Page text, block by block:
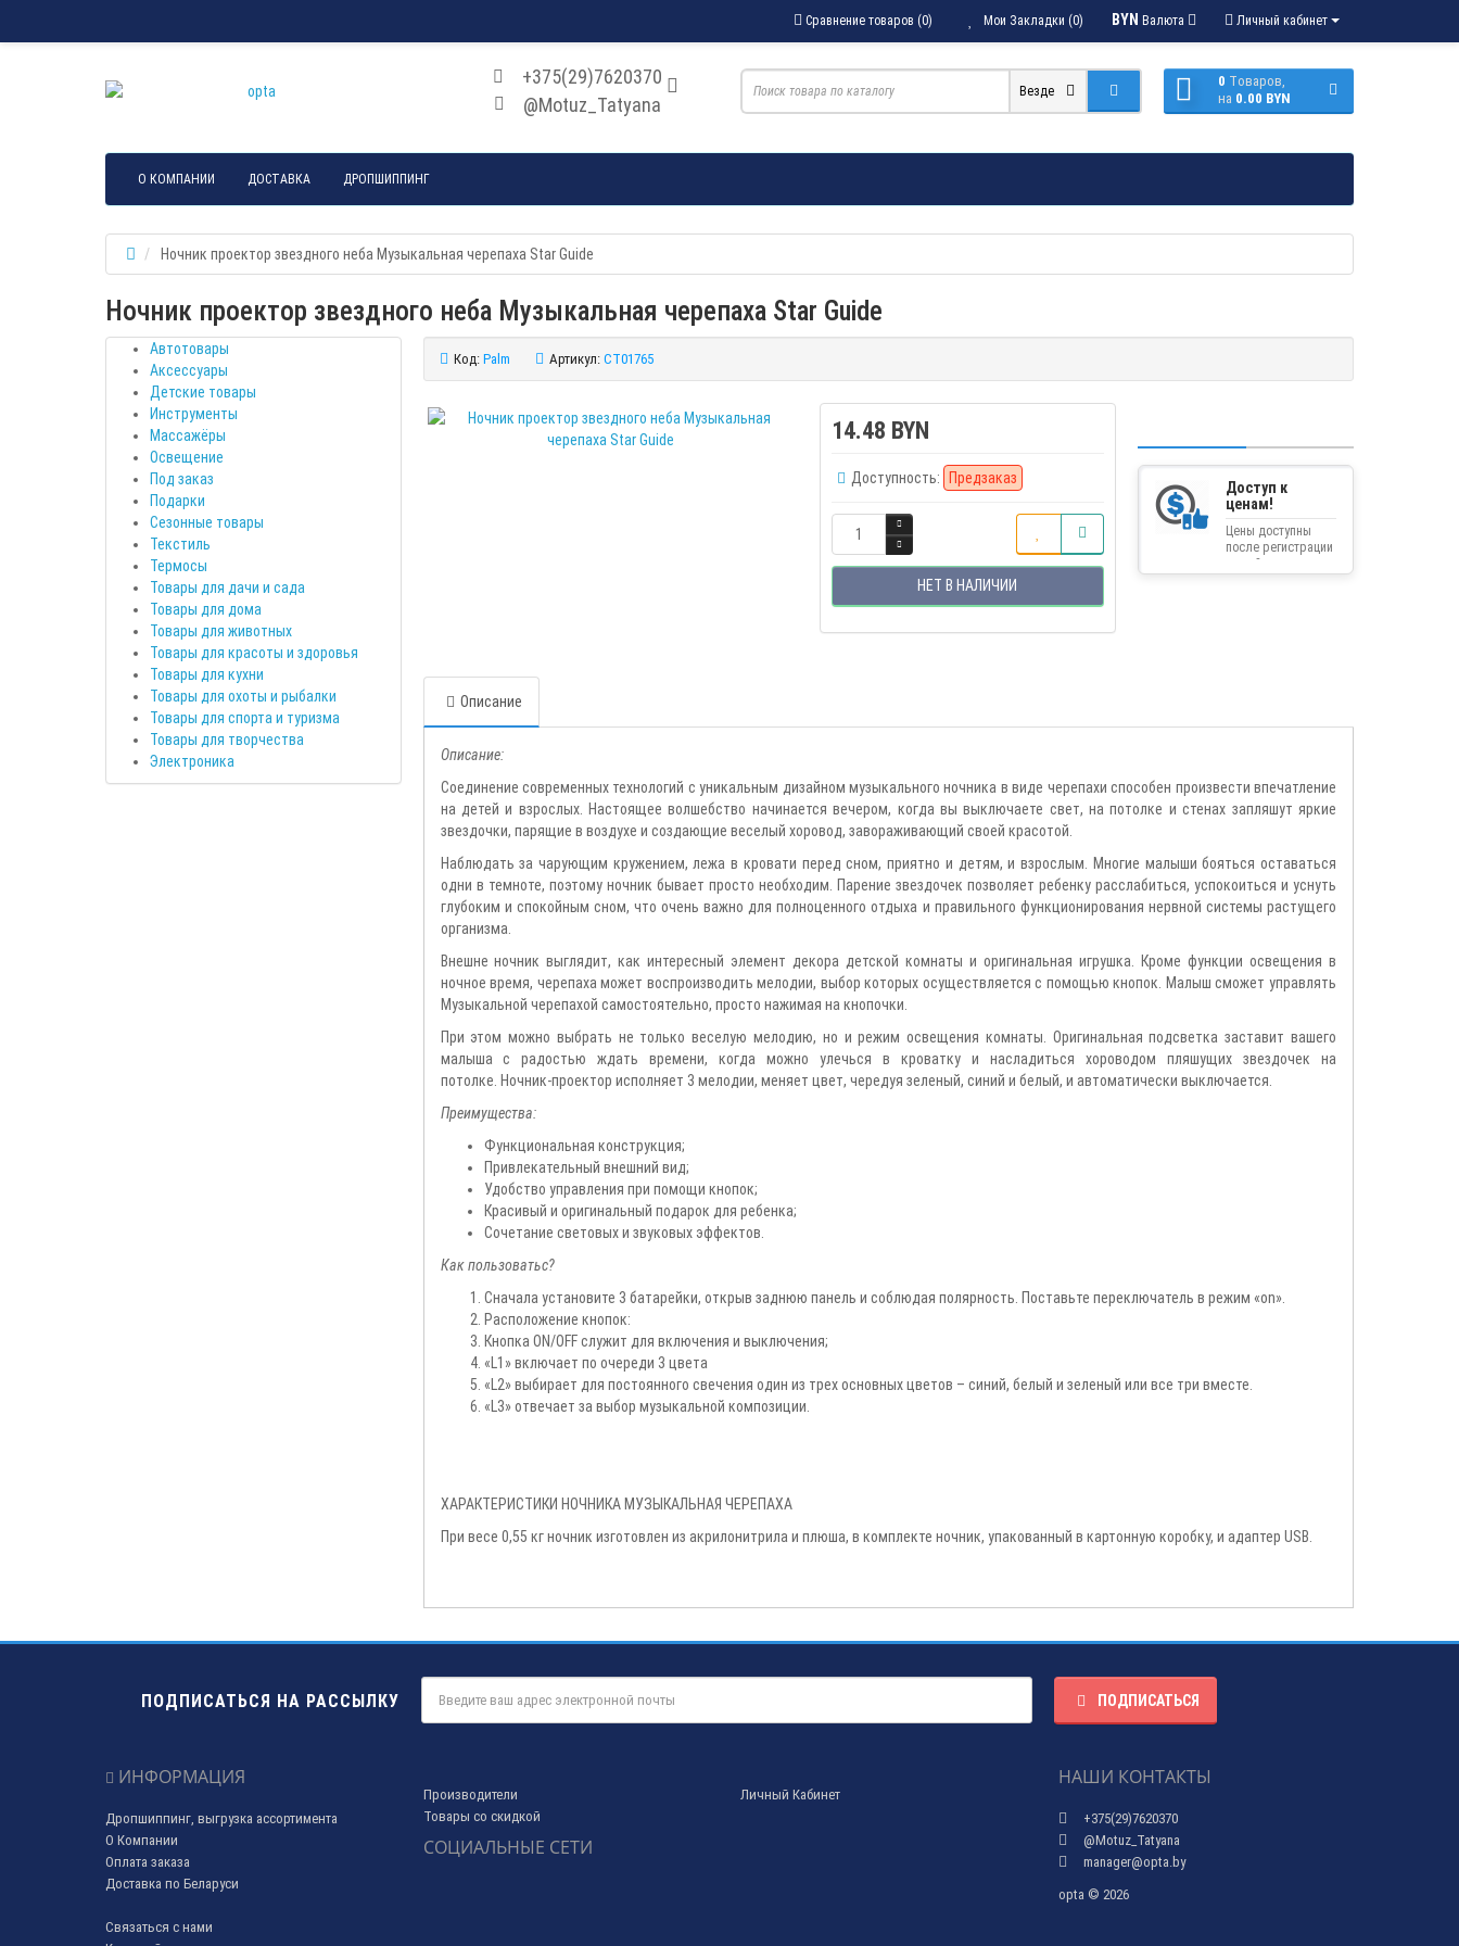
Личный кабинет
BYN Валюта
Мои Закладки (0)
Сравнение товаров (0)
+375(29)7620370
@Motuz_Tatyana
0 Tоваров,
на 0.00 BYN
Везде
О КОМПАНИИ ДОСТАВКА ДРОПШИППИНГ
Ночник проектор звездного неба Музыкальная черепаха Star Guide
Ночник проектор звездного неба Музыкальная черепаха Star Guide
Автотовары
Аксессуары
Детские товары
Инструменты
Массажёры
Освещение
Под заказ
Подарки
Сезонные товары
Текстиль
Термосы
Товары для дачи и сада
Товары для дома
Товары для животных
Товары для красоты и здоровья
Товары для кухни
Товары для охоты и рыбалки
Товары для спорта и туризма
Товары для творчества
Электроника
Код: Palm Артикул: CT01765
14.48 BYN
Доступность: Предзаказ
НЕТ В НАЛИЧИИ
Доступ к
ценам!
Цены доступны
после регистрации
на сайте.
Описание
Описание:
Соединение современных технологий с уникальным дизайном музыкального ночника в виде черепахи способен произвести впечатление
на детей и взрослых. Настоящее волшебство начинается вечером, когда вы выключаете свет, на потолке и стенах запляшут яркие
звездочки, парящие в воздухе и создающие веселый хоровод, завораживающий своей красотой.
Наблюдать за чарующим кружением, лежа в кровати перед сном, приятно и детям, и взрослым. Многие малыши бояться оставаться
одни в темноте, поэтому ночник бывает просто необходим. Парение звездочек позволяет ребенку расслабиться, успокоиться и уснуть
глубоким и спокойным сном, что очень важно для полноценного отдыха и правильного функционирования нервной системы растущего
организма.
Внешне ночник выглядит, как интересный элемент декора детской комнаты и оригинальная игрушка. Кроме функции освещения в
ночное время, черепаха может воспроизводить мелодии, выбор которых осуществляется с помощью кнопок. Малыш сможет управлять
Музыкальной черепахой самостоятельно, просто нажимая на кнопочки.
При этом можно выбрать не только веселую мелодию, но и режим освещения комнаты. Оригинальная подсветка заставит вашего
малыша с радостью ждать времени, когда можно улечься в кроватку и насладиться хороводом пляшущих звездочек на
потолке. Ночник-проектор исполняет 3 мелодии, меняет цвет, чередуя зеленый, синий и белый, и автоматически выключается.
Преимущества:
Функциональная конструкция;
Привлекательный внешний вид;
Удобство управления при помощи кнопок;
Красивый и оригинальный подарок для ребенка;
Сочетание световых и звуковых эффектов.
Как пользоватьс?
Сначала установите 3 батарейки, открыв заднюю панель и соблюдая полярность. Поставьте переключатель в режим «on».
Расположение кнопок:
Кнопка ON/OFF служит для включения и выключения;
«L1» включает по очереди 3 цвета
«L2» выбирает для постоянного свечения один из трех основных цветов – синий, белый и зеленый или все три вместе.
«L3» отвечает за выбор музыкальной композиции.
ХАРАКТЕРИСТИКИ НОЧНИКА МУЗЫКАЛЬНАЯ ЧЕРЕПАХА
При весе 0,55 кг ночник изготовлен из акрилонитрила и плюша, в комплекте ночник, упакованный в картонную коробку, и адаптер USB.
ПОДПИСАТЬСЯ НА РАССЫЛКУ ПОДПИСАТЬСЯ
ИНФОРМАЦИЯ
Дропшиппинг, выгрузка ассортимента
О Компании
Оплата заказа
Доставка по Беларуси
Связаться с нами
Производители
Товары со скидкой
СОЦИАЛЬНЫЕ СЕТИ
Личный Кабинет
НАШИ КОНТАКТЫ
+375(29)7620370
@Motuz_Tatyana
manager@opta.by
opta © 2026